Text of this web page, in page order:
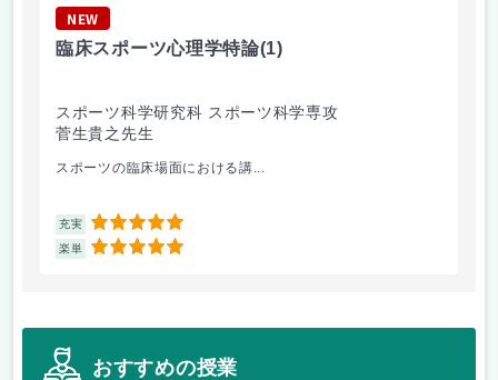
NEW
臨床スポーツ心理学特論(1)
スポーツ科学研究科 スポーツ科学専攻
菅生貴之先生
スポーツの臨床場面における講...
充実 5
楽単 5
おすすめの授業